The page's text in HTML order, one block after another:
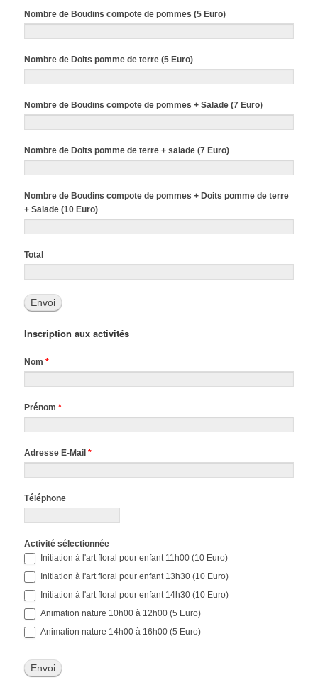
Nombre de Boudins compote de pommes (5 Euro)
Nombre de Doits pomme de terre (5 Euro)
Nombre de Boudins compote de pommes + Salade (7 Euro)
Nombre de Doits pomme de terre + salade (7 Euro)
Nombre de Boudins compote de pommes + Doits pomme de terre
+ Salade (10 Euro)
Total
Inscription aux activités
Nom*
Prénom*
Adresse E-Mail*
Téléphone
Activité sélectionnée
Initiation à l'art floral pour enfant 11h00 (10 Euro)
Initiation à l'art floral pour enfant 13h30 (10 Euro)
Initiation à l'art floral pour enfant 14h30 (10 Euro)
Animation nature 10h00 à 12h00 (5 Euro)
Animation nature 14h00 à 16h00 (5 Euro)